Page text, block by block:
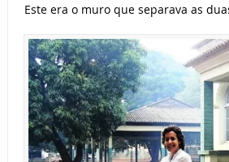
Este era o muro que separava as